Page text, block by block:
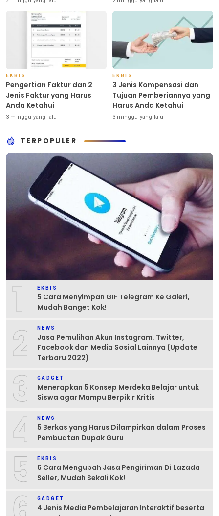
EKBIS
Pengertian Faktur dan 2
Jenis Faktur yang Harus
Anda Ketahui
3 minggu yang lalu
EKBIS
3 Jenis Kompensasi dan
Tujuan Pemberiannya yang
Harus Anda Ketahui
3 minggu yang lalu
TERPOPULER
1 EKBIS
5 Cara Menyimpan GIF Telegram Ke Galeri,
Mudah Banget Kok!
2 NEWS
Jasa Pemulihan Akun Instagram, Twitter,
Facebook dan Media Sosial Lainnya (Update
Terbaru 2022)
3 GADGET
Menerapkan 5 Konsep Merdeka Belajar untuk
Siswa agar Mampu Berpikir Kritis
4 NEWS
5 Berkas yang Harus Dilampirkan dalam Proses
Pembuatan Dupak Guru
5 EKBIS
6 Cara Mengubah Jasa Pengiriman Di Lazada
Seller, Mudah Sekali Kok!
GADGET
4 Jenis Media Pembelajaran Interaktif beserta